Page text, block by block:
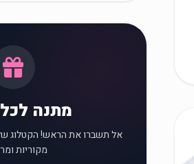
מתנה
אל תשברו את הראש! הקטלוג
מקוריות